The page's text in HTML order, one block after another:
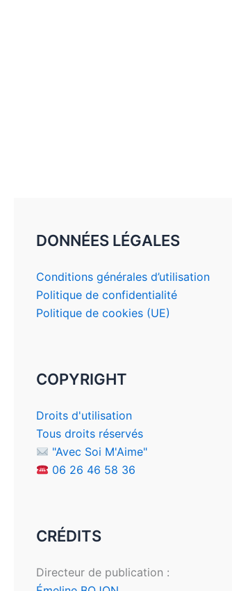
DONNÉES LÉGALES
Conditions générales d’utilisation
Politique de confidentialité
Politique de cookies (UE)
COPYRIGHT
Droits d'utilisation
Tous droits réservés
"Avec Soi M'Aime"
06 26 46 58 36
CRÉDITS
Directeur de publication :